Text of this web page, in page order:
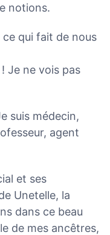
notions.
qui fait de nous
Je ne vois pas
suis médecin,
agent
et ses
Unetelle, la
dans ce beau
de mes ancêtres,